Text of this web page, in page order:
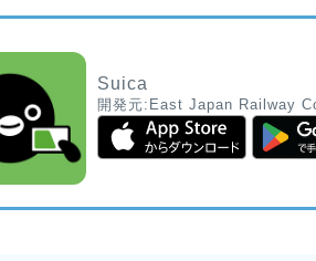
Suica
開発元: East Japan Railway